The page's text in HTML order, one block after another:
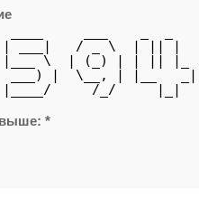
___|   / _ \  | || |
\  | (_) | | || |_
|  \__, | |__   _|
/_/     |_|
выше: *